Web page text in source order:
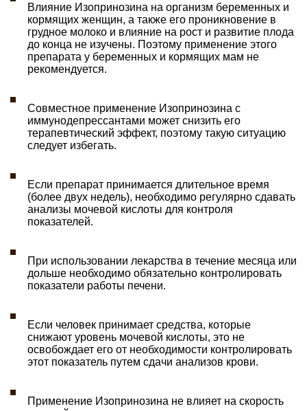
Влияние Изопринозина на организм беременных и
кормящих женщин, а также его проникновение в
грудное молоко и влияние на рост и развитие плода
до конца не изучены. Поэтому применение этого
препарата у беременных и кормящих мам не
рекомендуется.
Совместное применение Изопринозина с
иммунодепрессантами может снизить его
терапевтический эффект, поэтому такую ситуацию
следует избегать.
Если препарат принимается длительное время
(более двух недель), необходимо регулярно сдавать
анализы мочевой кислоты для контроля
показателей.
При использовании лекарства в течение месяца или
дольше необходимо обязательно контролировать
показатели работы печени.
Если человек принимает средства, которые
снижают уровень мочевой кислоты, это не
освобождает его от необходимости контролировать
этот показатель путем сдачи анализов крови.
Применение Изопринозина не влияет на скорость